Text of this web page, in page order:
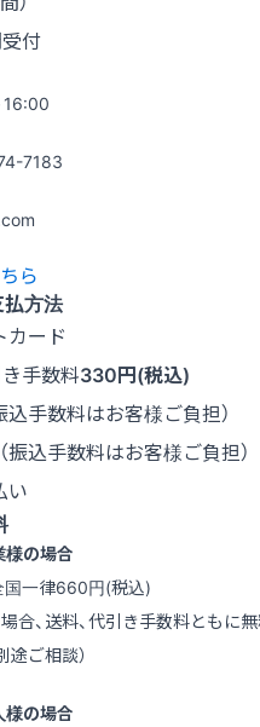
付
16:00
7183
ら
払方法
カード
手数料330円(税込)
手数料はお客様ご負担）
振込手数料はお客様ご負担）
い
様の場合
一律660円(税込)
、送料、代引き手数料ともに無
途ご相談）
様の場合